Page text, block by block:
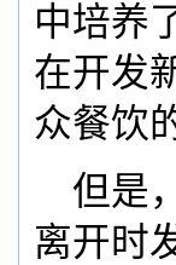
中培养
在开发
众餐饮
但是
离开时